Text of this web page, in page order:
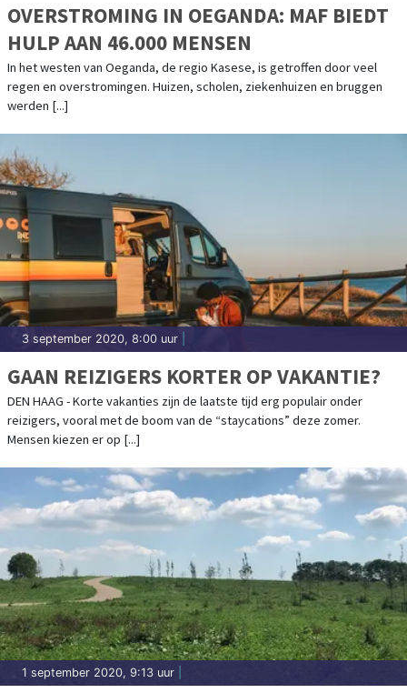
OVERSTROMING IN OEGANDA: MAF BIEDT
HULP AAN 46.000 MENSEN
In het westen van Oeganda, de regio Kasese, is getroffen door veel
regen en overstromingen. Huizen, scholen, ziekenhuizen en bruggen
werden [...]
3 september 2020, 8:00 uur
GAAN REIZIGERS KORTER OP VAKANTIE?
DEN HAAG - Korte vakanties zijn de laatste tijd erg populair onder
reizigers, vooral met de boom van de “staycations” deze zomer.
Mensen kiezen er op [...]
1 september 2020, 9:13 uur